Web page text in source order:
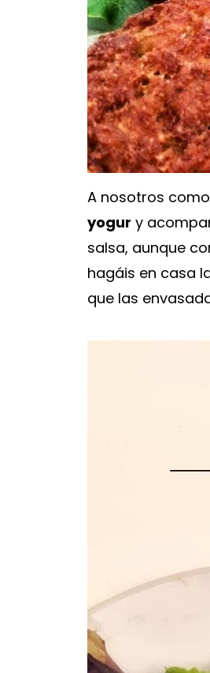
A nosotros
yogur y
salsa, aunque
hagáis en casa
que las